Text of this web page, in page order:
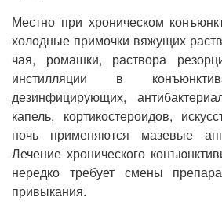
Местно при хроническом
холодные примочки вяжущих
чая, ромашки, раствора
инстилляции в
дезинфицирующих,
капель, кортикостероидов,
ночь применяются мазевые
Лечение хронического
нередко требует смены
привыкания.